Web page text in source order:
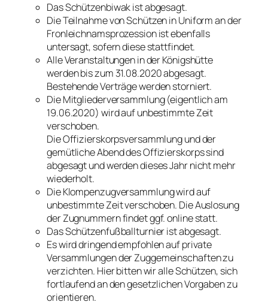
Das Schützenbiwak ist abgesagt.
Die Teilnahme von Schützen in Uniform an der
Fronleichnamsprozession ist ebenfalls
untersagt, sofern diese stattfindet.
Alle Veranstaltungen in der Königshütte
werden bis zum 31.08.2020 abgesagt.
Bestehende Verträge werden storniert.
Die Mitgliederversammlung (eigentlich am
19.06.2020) wird auf unbestimmte Zeit
verschoben.
Die Offizierskorpsversammlung und der
gemütliche Abend des Offizierskorps sind
abgesagt und werden dieses Jahr nicht mehr
wiederholt.
Die Klompenzugversammlung wird auf
unbestimmte Zeit verschoben. Die Auslosung
der Zugnummern findet ggf. online statt.
Das Schützenfußballturnier ist abgesagt.
Es wird dringend empfohlen auf private
Versammlungen der Zuggemeinschaften zu
verzichten. Hier bitten wir alle Schützen, sich
fortlaufend an den gesetzlichen Vorgaben zu
orientieren.